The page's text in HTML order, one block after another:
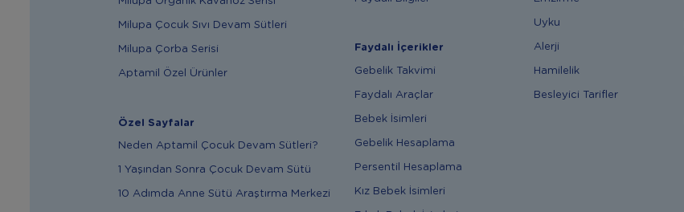
Milupa Çocuk Sıvı Devam Sütleri
Milupa Çorba Serisi
Aptamil Özel Ürünler
Özel Sayfalar
Neden Aptamil Çocuk Devam Sütleri?
1 Yaşından Sonra Çocuk Devam Sütü
10 Adımda Anne Sütü Araştırma Merkezi
Faydalı İçerikler
Gebelik Takvimi
Faydalı Araçlar
Bebek İsimleri
Gebelik Hesaplama
Persentil Hesaplama
Kız Bebek İsimleri
Uyku
Alerji
Hamilelik
Besleyici Tarifler